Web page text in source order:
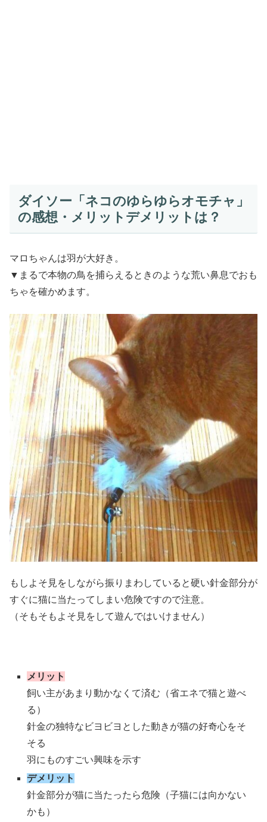
ダイソー「ネコのゆらゆらオモチャ」
の感想・メリットデメリットは？
マロちゃんは羽が大好き。
▼まるで本物の鳥を捕らえるときのような荒い鼻息でおも
ちゃを確かめます。
もしよそ見をしながら振りまわしていると硬い針金部分が
すぐに猫に当たってしまい危険ですので注意。
（そもそもよそ見をして遊んではいけません）
メリット
飼い主があまり動かなくて済む（省エネで猫と遊べ
る）
針金の独特なビヨビヨとした動きが猫の好奇心をそ
そる
羽にものすごい興味を示す
デメリット
針金部分が猫に当たったら危険（子猫には向かない
かも）